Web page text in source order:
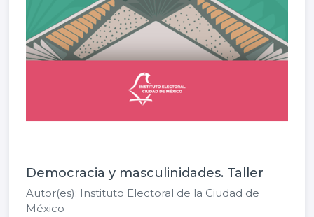
Democracia y masculinidades. Taller
Autor(es): Instituto Electoral de la Ciudad de
México